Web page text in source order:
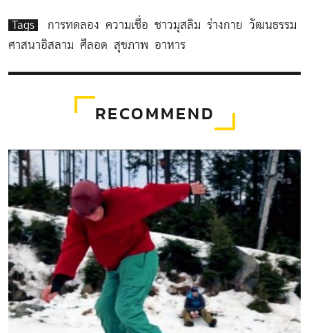
Tags การทดลอง ความเชื่อ ชาวมุสลิม ร่างกาย วัฒนธรรม
ศาสนาอิสลาม ศีลอด สุขภาพ อาหาร
RECOMMEND